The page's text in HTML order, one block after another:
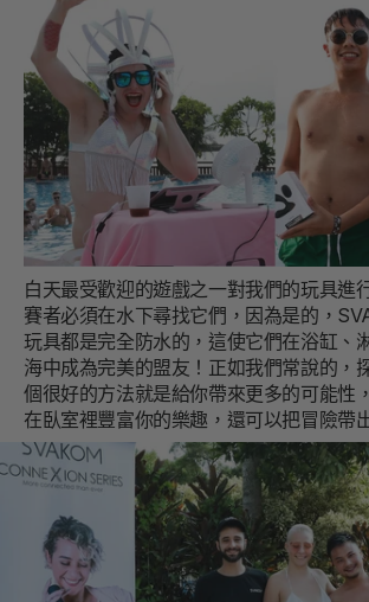
白天最受歡迎的遊戲之一對我們的玩具進
賽者必須在水下尋找它們，因為是的，
玩具都是完全防水的，這使它們在浴缸、
海中成為完美的盟友！正如我們常說的，
個很好的方法就是給你帶來更多的可能性
在臥室裡豐富你的樂趣，還可以把冒險帶